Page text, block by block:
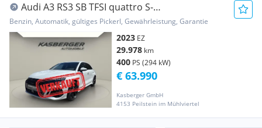
Audi A3 RS3 SB TFSI quattro S-
tronic*VERKAUFT
Benzin, Automatik, gültiges Pickerl, Gewährleistung, Garantie
2023 EZ
29.978 km
400 PS (294 kW)
Kasberger GmbH
4153 Peilstein im Mühlviertel
€ 63.990